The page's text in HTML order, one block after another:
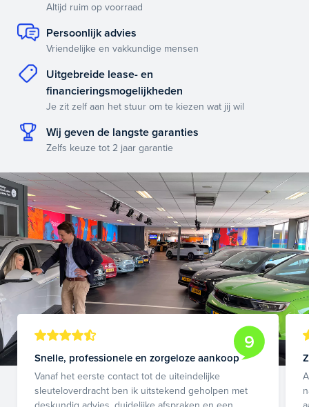
Altijd ruim op voorraad
Persoonlijk advies
Vriendelijke en vakkundige mensen
Uitgebreide lease- en
financieringsmogelijkheden
Je zit zelf aan het stuur om te kiezen wat jij wil
Wij geven de langste garanties
Zelfs keuze tot 2 jaar garantie
9
Snelle, professionele en zorgeloze aankoop
Vanaf het eerste contact tot de uiteindelijke
sleuteloverdracht ben ik uitstekend geholpen met